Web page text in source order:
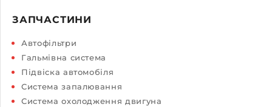
ЗАПЧАСТИНИ
Автофільтри
Гальмівна система
Підвіска автомобіля
Система запалювання
Система охолодження двигуна